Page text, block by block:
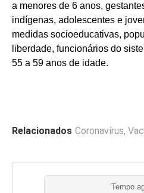
a menores de 6 anos,
indígenas, adolescentes e
medidas socioeducativas,
liberdade, funcionários do
55 a 59 anos de idade.
Relacionados Coronavírus,
Tempo